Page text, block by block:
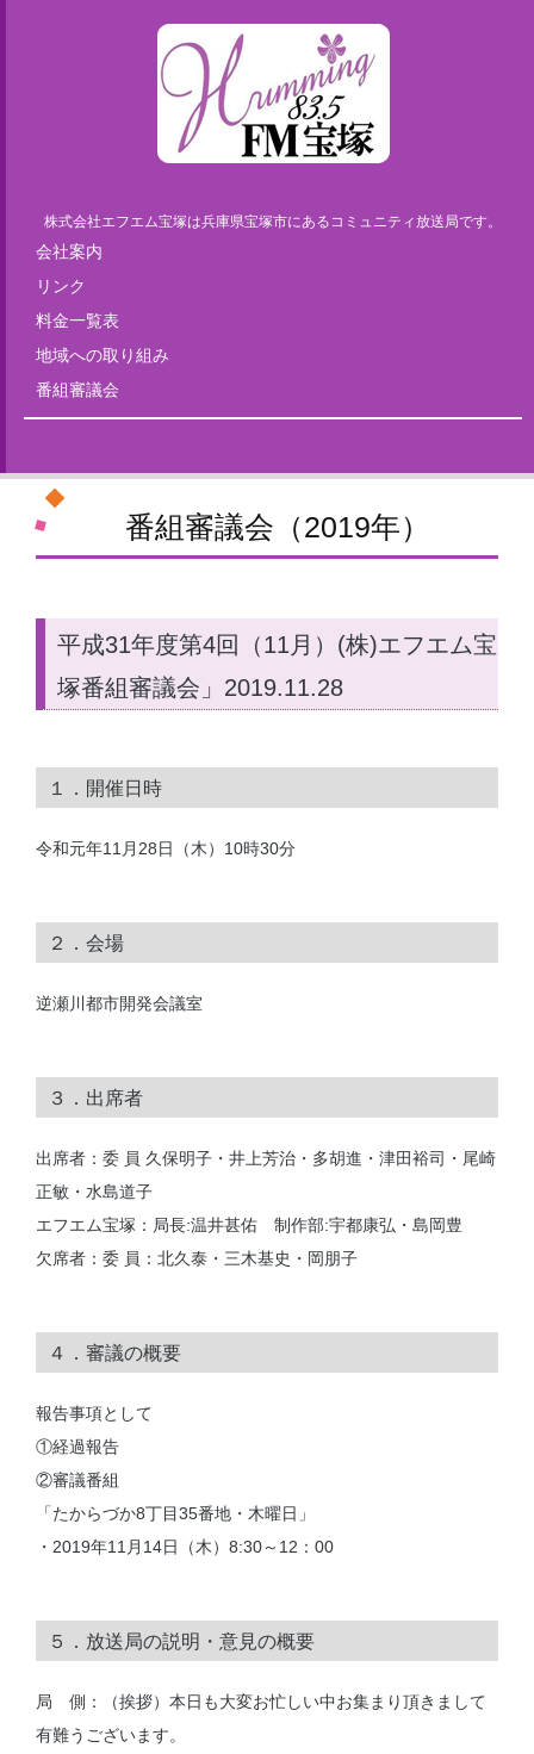
株式会社エフエム宝塚は兵庫県宝塚市にあるコミュニティ放送局です。
会社案内
リンク
料金一覧表
地域への取り組み
番組審議会
番組審議会（2019年）
平成31年度第4回（11月）(株)エフエム宝
塚番組審議会」2019.11.28
１．開催日時
令和元年11月28日（木）10時30分
２．会場
逆瀬川都市開発会議室
３．出席者
出席者：委 員 久保明子・井上芳治・多胡進・津田裕司・尾崎
正敏・水島道子
エフエム宝塚：局長:温井甚佑 制作部:宇都康弘・島岡豊
欠席者：委 員：北久泰・三木基史・岡朋子
４．審議の概要
報告事項として
①経過報告
②審議番組
「たからづか8丁目35番地・木曜日」
・2019年11月14日（木）8:30～12：00
５．放送局の説明・意見の概要
局 側：（挨拶）本日も大変お忙しい中お集まり頂きまして
有難うございます。